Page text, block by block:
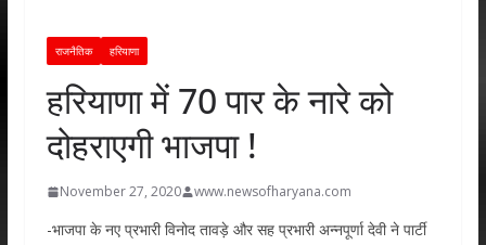
राजनैतिक हरियाणा
हरियाणा में 70 पार के नारे को
दोहराएगी भाजपा !
November 27, 2020 www.newsofharyana.com
-भाजपा के नए प्रभारी विनोद तावड़े और सह प्रभारी अन्नपूर्णा देवी ने पार्टी